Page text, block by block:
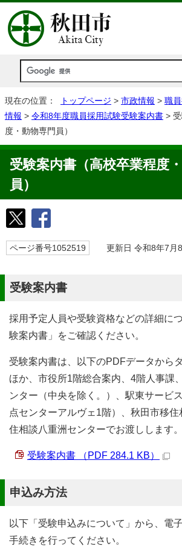
現在の位置： トップページ > 市政情報 > 職
情報 > 令和8年度職員採用試験受験案内書 >
度・動物専門員）
受験案内書（高校卒業程度
員）
ページ番号1052519 更新日 令和8年7月
受験案内書
採用予定人員や受験資格などの詳細に
験案内書」をご確認ください。
受験案内書は、以下のPDFデータから
ほか、市役所1階総合案内、4階人事課
ンター（中央を除く。）、駅東サービ
点センターアルヴェ1階）、秋田市移
住相談八重洲センターでお渡しします。
受験案内書 （PDF 284.1 KB）
申込み方法
以下「受験申込みについて」から、電
手続きを行ってください。